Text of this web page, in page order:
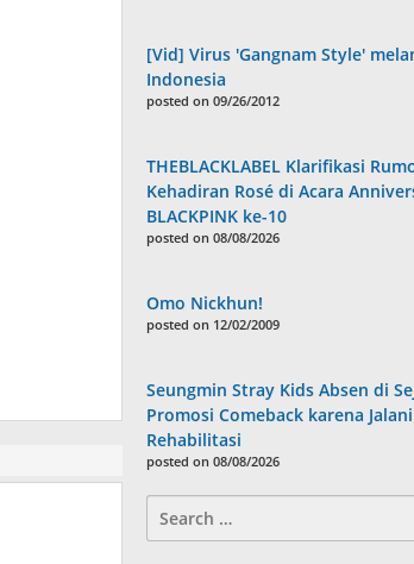
[Vid] Virus 'Gangnam Style'
Indonesia
posted on 09/26/2012
THEBLACKLABEL Klarifikasi
Kehadiran Rosé di Acara
BLACKPINK ke-10
posted on 08/08/2026
Omo Nickhun!
posted on 12/02/2009
Seungmin Stray Kids Absen di
Promosi Comeback karena Jalani
Rehabilitasi
posted on 08/08/2026
for: